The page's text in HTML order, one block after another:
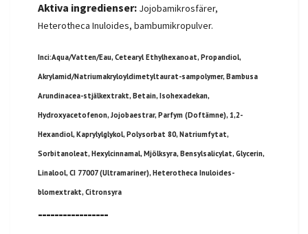
Aktiva ingredienser: Jojobamikrosfärer,
Heterotheca Inuloides, bambumikropulver.
Inci:Aqua/Vatten/Eau, Cetearyl Ethylhexanoat, Propandiol,
Akrylamid/Natriumakryloyldimetyltaurat-sampolymer, Bambusa
Arundinacea-stjälkextrakt, Betain, Isohexadekan,
Hydroxyacetofenon, Jojobaestrar, Parfym (Doftämne), 1,2-
Hexandiol, Kaprylylglykol, Polysorbat 80, Natriumfytat,
Sorbitanoleat, Hexylcinnamal, Mjölksyra, Bensylsalicylat, Glycerin,
Linalool, CI 77007 (Ultramariner), Heterotheca Inuloides-
blomextrakt, Citronsyra
-----------------